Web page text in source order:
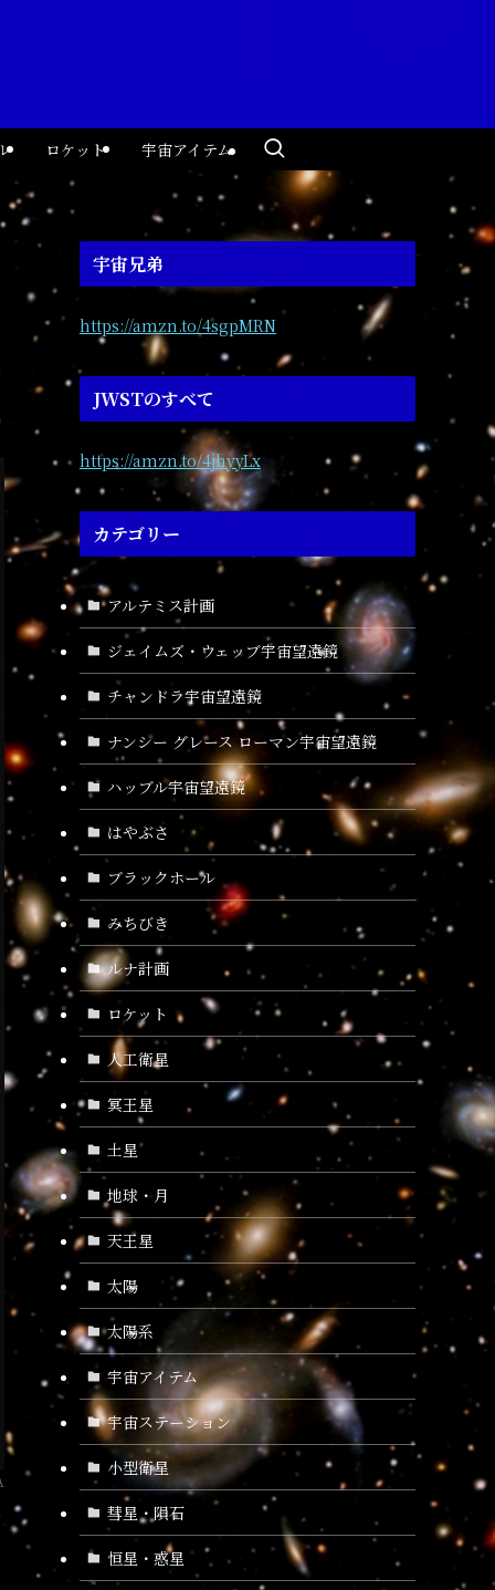
ロケット 宇宙アイテム
宇宙兄弟
https://amzn.to/4sgpMRN
JWSTのすべて
https://amzn.to/4jhyyLx
カテゴリー
アルテミス計画
ジェイムズ・ウェッブ宇宙望遠鏡
チャンドラ宇宙望遠鏡
ナンシー グレース ローマン宇宙望遠鏡
ハッブル宇宙望遠鏡
はやぶさ
ブラックホール
みちびき
ルナ計画
ロケット
人工衛星
冥王星
土星
地球・月
天王星
太陽
太陽系
宇宙アイテム
宇宙ステーション
小型衛星
彗星・隕石
恒星・惑星